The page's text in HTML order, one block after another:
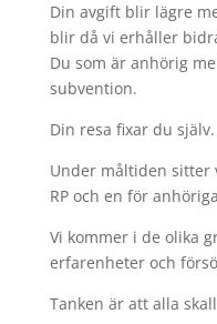
Din avgift blir lägre
blir då vi erhåller
Du som är anhörig
subvention.
Din resa fixar du själv.
Under måltiden sitter
RP och en för
Vi kommer i de olika
erfarenheter och
Tanken är att alla